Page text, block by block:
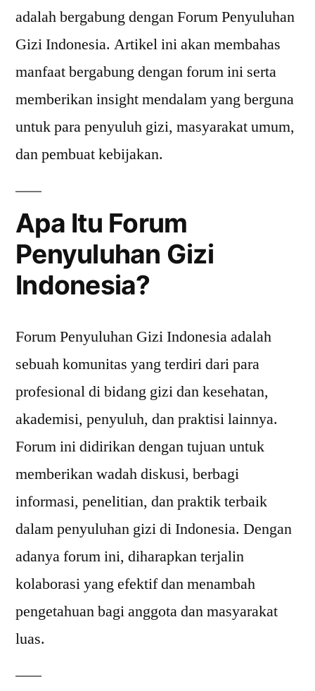
adalah bergabung dengan Forum Penyuluhan
Gizi Indonesia. Artikel ini akan membahas
manfaat bergabung dengan forum ini serta
memberikan insight mendalam yang berguna
untuk para penyuluh gizi, masyarakat umum,
dan pembuat kebijakan.
Apa Itu Forum
Penyuluhan Gizi
Indonesia?
Forum Penyuluhan Gizi Indonesia adalah
sebuah komunitas yang terdiri dari para
profesional di bidang gizi dan kesehatan,
akademisi, penyuluh, dan praktisi lainnya.
Forum ini didirikan dengan tujuan untuk
memberikan wadah diskusi, berbagi
informasi, penelitian, dan praktik terbaik
dalam penyuluhan gizi di Indonesia. Dengan
adanya forum ini, diharapkan terjalin
kolaborasi yang efektif dan menambah
pengetahuan bagi anggota dan masyarakat
luas.